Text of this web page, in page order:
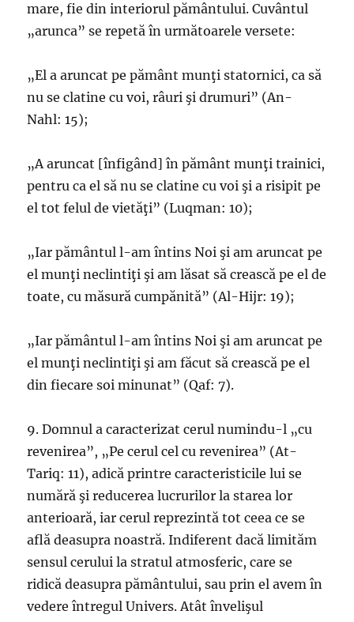
mare, fie din interiorul pământului. Cuvântul
„arunca” se repetă în următoarele versete:
„El a aruncat pe pământ munţi statornici, ca să
nu se clatine cu voi, râuri şi drumuri” (An-
Nahl: 15);
„A aruncat [înfigând] în pământ munţi trainici,
pentru ca el să nu se clatine cu voi şi a risipit pe
el tot felul de vietăţi” (Luqman: 10);
„Iar pământul l-am întins Noi şi am aruncat pe
el munţi neclintiţi şi am lăsat să crească pe el de
toate, cu măsură cumpănită” (Al-Hijr: 19);
„Iar pământul l-am întins Noi şi am aruncat pe
el munţi neclintiţi şi am făcut să crească pe el
din fiecare soi minunat” (Qaf: 7).
9. Domnul a caracterizat cerul numindu-l „cu
revenirea”, „Pe cerul cel cu revenirea” (At-
Tariq: 11), adică printre caracteristicile lui se
numără şi reducerea lucrurilor la starea lor
anterioară, iar cerul reprezintă tot ceea ce se
află deasupra noastră. Indiferent dacă limităm
sensul cerului la stratul atmosferic, care se
ridică deasupra pământului, sau prin el avem în
vedere întregul Univers. Atât învelişul